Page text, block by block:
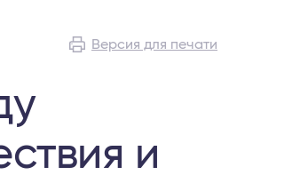
Версия для печати
и